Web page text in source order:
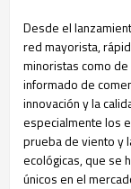
Desde el
red mayorista,
minoristas como
informado de
innovación y la
especialmente los
prueba de viento y
ecológicas, que se
únicos en el